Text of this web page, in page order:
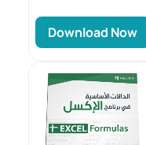
Download Now